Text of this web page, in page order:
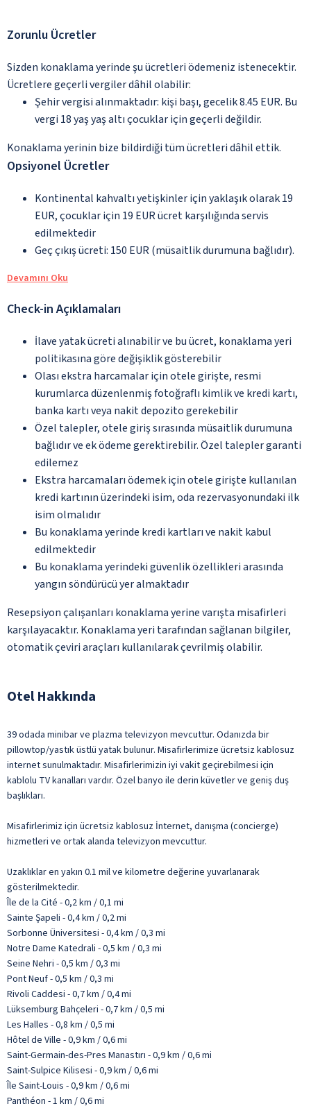
Zorunlu Ücretler
Sizden konaklama yerinde şu ücretleri ödemeniz istenecektir.
Ücretlere geçerli vergiler dâhil olabilir:
Şehir vergisi alınmaktadır: kişi başı, gecelik 8.45 EUR. Bu
vergi 18 yaş yaş altı çocuklar için geçerli değildir.
Konaklama yerinin bize bildirdiği tüm ücretleri dâhil ettik.
Opsiyonel Ücretler
Kontinental kahvaltı yetişkinler için yaklaşık olarak 19
EUR, çocuklar için 19 EUR ücret karşılığında servis
edilmektedir
Geç çıkış ücreti: 150 EUR (müsaitlik durumuna bağlıdır).
Devamını Oku
Check-in Açıklamaları
İlave yatak ücreti alınabilir ve bu ücret, konaklama yeri
politikasına göre değişiklik gösterebilir
Olası ekstra harcamalar için otele girişte, resmi
kurumlarca düzenlenmiş fotoğraflı kimlik ve kredi kartı,
banka kartı veya nakit depozito gerekebilir
Özel talepler, otele giriş sırasında müsaitlik durumuna
bağlıdır ve ek ödeme gerektirebilir. Özel talepler garanti
edilemez
Ekstra harcamaları ödemek için otele girişte kullanılan
kredi kartının üzerindeki isim, oda rezervasyonundaki ilk
isim olmalıdır
Bu konaklama yerinde kredi kartları ve nakit kabul
edilmektedir
Bu konaklama yerindeki güvenlik özellikleri arasında
yangın söndürücü yer almaktadır
Resepsiyon çalışanları konaklama yerine varışta misafirleri
karşılayacaktır. Konaklama yeri tarafından sağlanan bilgiler,
otomatik çeviri araçları kullanılarak çevrilmiş olabilir.
Otel Hakkında
39 odada minibar ve plazma televizyon mevcuttur. Odanızda bir
pillowtop/yastık üstlü yatak bulunur. Misafirlerimize ücretsiz kablosuz
internet sunulmaktadır. Misafirlerimizin iyi vakit geçirebilmesi için
kablolu TV kanalları vardır. Özel banyo ile derin küvetler ve geniş duş
başlıkları.
Misafirlerimiz için ücretsiz kablosuz İnternet, danışma (concierge)
hizmetleri ve ortak alanda televizyon mevcuttur.
Uzaklıklar en yakın 0.1 mil ve kilometre değerine yuvarlanarak
gösterilmektedir.
Île de la Cité - 0,2 km / 0,1 mi
Sainte Şapeli - 0,4 km / 0,2 mi
Sorbonne Üniversitesi - 0,4 km / 0,3 mi
Notre Dame Katedrali - 0,5 km / 0,3 mi
Seine Nehri - 0,5 km / 0,3 mi
Pont Neuf - 0,5 km / 0,3 mi
Rivoli Caddesi - 0,7 km / 0,4 mi
Lüksemburg Bahçeleri - 0,7 km / 0,5 mi
Les Halles - 0,8 km / 0,5 mi
Hôtel de Ville - 0,9 km / 0,6 mi
Saint-Germain-des-Pres Manastırı - 0,9 km / 0,6 mi
Saint-Sulpice Kilisesi - 0,9 km / 0,6 mi
Île Saint-Louis - 0,9 km / 0,6 mi
Panthéon - 1 km / 0,6 mi